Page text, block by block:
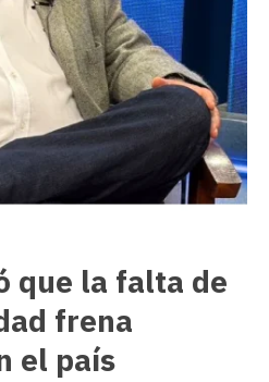
que la falta de
frena
el país